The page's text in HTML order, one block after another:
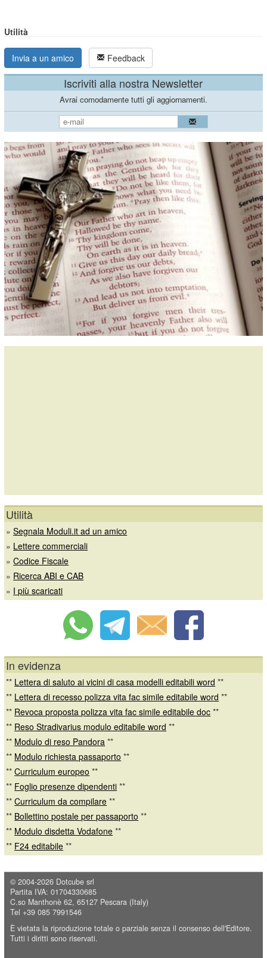
Utilità
Invia a un amico Feedback
Iscriviti alla nostra Newsletter
Avrai comodamente tutti gli aggiornamenti.
Utilità
»Segnala Moduli.it ad un amico
» Lettere commerciali
»Codice Fiscale
» Ricerca ABI e CAB
» I più scaricati
In evidenza
** Lettera di saluto ai vicini di casa modelli editabili word **
** Lettera di recesso polizza vita fac simile editabile word **
** Revoca proposta polizza vita fac simile editabile doc **
** Reso Stradivarius modulo editabile word **
** Modulo di reso Pandora **
** Modulo richiesta passaporto **
**Curriculum europeo **
** Foglio presenze dipendenti **
**Curriculum da compilare **
** Bollettino postale per passaporto **
** Modulo disdetta Vodafone **
** F24 editabile **
© 2004-2026 Dotcube srl
Partita IVA: 01704330685
C.so Manthonè 62, 65127 Pescara (Italy)
Tel +39 085 7991546
È vietata la riproduzione totale o parziale senza il consenso dell'Editore.
Tutti i diritti sono riservati.